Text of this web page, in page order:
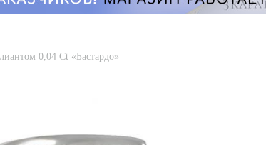
0,04 Ct «Бастардо»